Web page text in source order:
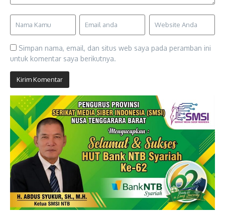
Simpan nama, email, dan situs web saya pada peramban ini
untuk komentar saya berikutnya.